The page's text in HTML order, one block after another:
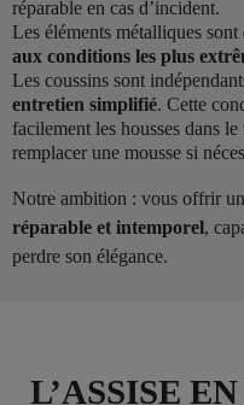
réparable en cas d’incident.
Les éléments métalliques sont
aux conditions les plus
Les coussins sont
entretien simplifié. Cette
facilement les housses dans
remplacer une mousse si
Notre ambition : vous offrir
réparable et intemporel,
perdre son élégance.
L’ASSISE